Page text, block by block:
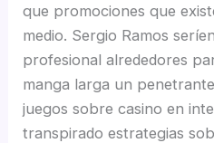
que promociones que
medio. Sergio Ramos
profesional alrededores
manga larga un
juegos sobre casino en
transpirado estrategias